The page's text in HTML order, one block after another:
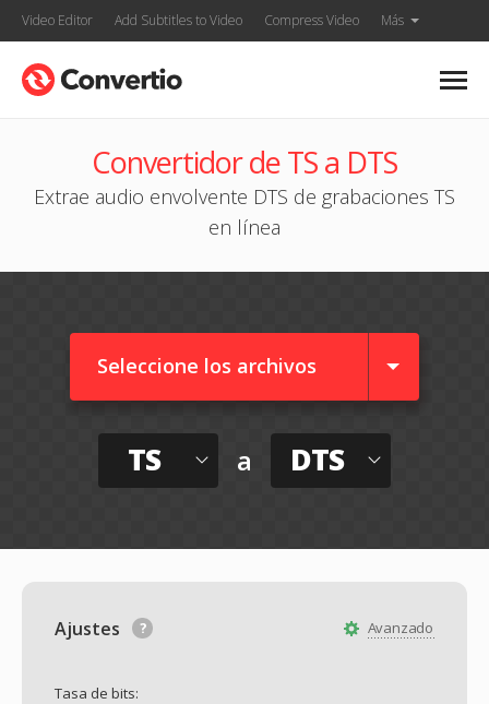
Video Editor Add Subtitles to Video Compress Video Más
Convertidor de TS a DTS
Extrae audio envolvente DTS de grabaciones TS
en línea
Seleccione los archivos
TS a DTS
Avanzado
Ajustes
Tasa de bits: